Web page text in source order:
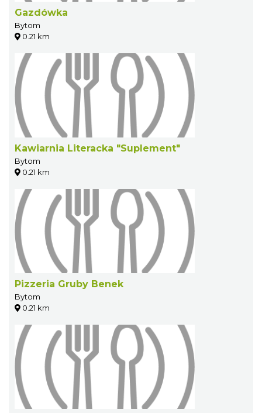
Gazdówka
Bytom
0.21 km
Kawiarnia Literacka "Suplement"
Bytom
0.21 km
Pizzeria Gruby Benek
Bytom
0.21 km